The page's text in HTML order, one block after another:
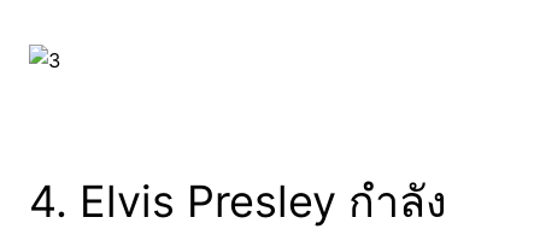
4. Elvis Presley กำลัง